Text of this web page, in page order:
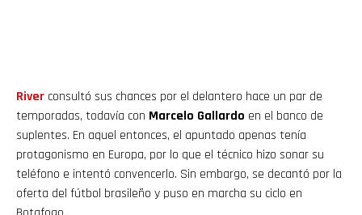
River consultó sus chances por el delantero hace un par de
temporadas, todavía con Marcelo Gallardo en el banco de
suplentes. En aquel entonces, el apuntado apenas tenía
protagonismo en Europa, por lo que el técnico hizo sonar su
teléfono e intentó convencerlo. Sin embargo, se decantó por la
oferta del fútbol brasileño y puso en marcha su ciclo en